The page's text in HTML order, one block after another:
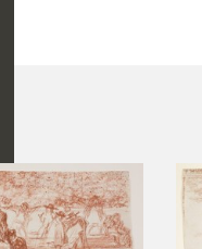
ACTIVIDADES